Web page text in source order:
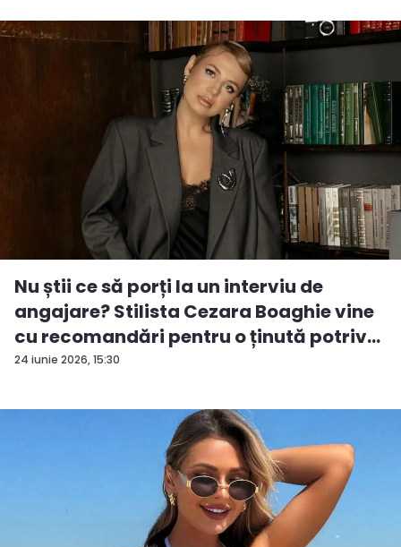
24 iunie 2026, 15:30
Nu știi ce să porți la un interviu de
angajare? Stilista Cezara Boaghie vine
cu recomandări pentru o ținută potriv...